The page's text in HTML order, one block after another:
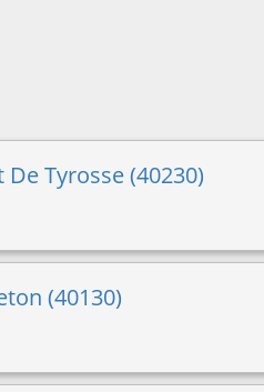
Tyrosse (40230)
(40130)